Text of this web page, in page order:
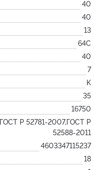
40
40
13
64С
40
7
K
35
16750
ГОСТ Р 52781-2007,ГОСТ Р
52588-2011
4603347115237
18